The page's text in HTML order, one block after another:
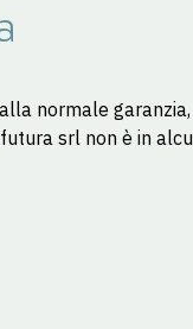
normale
srl non è in